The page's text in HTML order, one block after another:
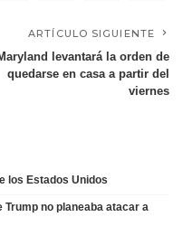
ARTÍCULO SIGUIENTE
levantará la orden de
quedarse en casa a partir del
viernes
los Estados Unidos
Trump no planeaba atacar a